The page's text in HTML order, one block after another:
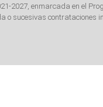
2027, enmarcada en el
o sucesivas